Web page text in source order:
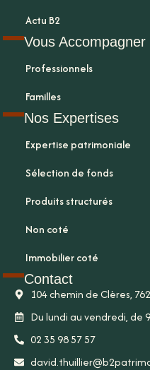
Actu B2
Vous Accompagner
Professionnels
Familles
Nos Expertises
Expertise patrimoniale
Sélection de fonds
Produits structurés
Non coté
Immobilier coté
Contact
104 chemin de Clères,
Du lundi au vendredi, de
02 35 98 57 57